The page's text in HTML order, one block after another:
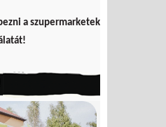
a szupermarketek